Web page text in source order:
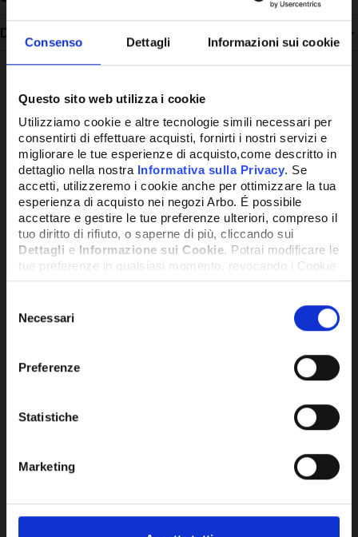
Consenso Dettagli Informazioni sui cookie
Questo sito web utilizza i cookie
Utilizziamo cookie e altre tecnologie simili necessari per
consentirti di effettuare acquisti, fornirti i nostri servizi e
migliorare le tue esperienze di acquisto,come descritto in
dettaglio nella nostra Informativa sulla Privacy. Se
accetti, utilizzeremo i cookie anche per ottimizzare la tua
esperienza di acquisto nei negozi Arbo. É possibile
accettare e gestire le tue preferenze ulteriori, compreso il
tuo diritto di rifiuto, o saperne di più, cliccando sui
Dettagli e Informazione sui Cookie. Potrai modificare le
tue preferenze in qualsiasi momento, revocando i Cookie
precedentemente autorizzati, direttamente dalle
delNecessari
Preferenze
Statistiche
Marketing
Disponibilità
Potrebbe anche interessarti
300/400MM CON D.300 E SPESSORE
250,92€